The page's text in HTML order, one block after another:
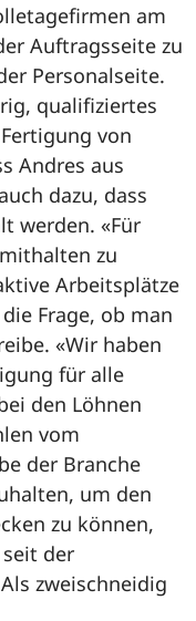
am
Auftragsseite zu
Personalseite.
qualifiziertes
von
Andres aus
dazu, dass
werden. «Für
zu
Arbeitsplätze
Frage, ob man
«Wir haben
für alle
den Löhnen
vom
der Branche
um den
zu können,
der
zweischneidig